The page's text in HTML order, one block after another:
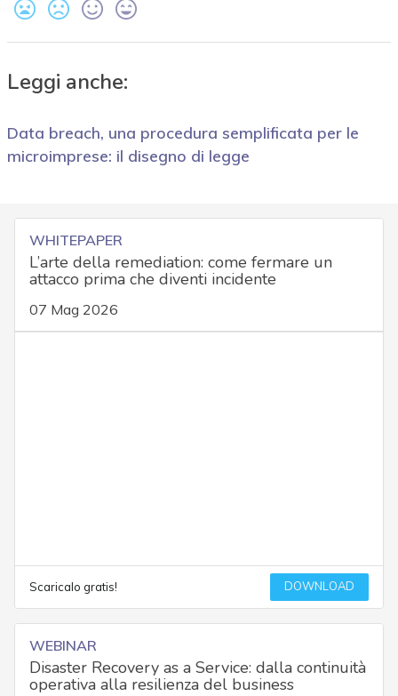
Leggi anche:
Data breach, una procedura semplificata per le
microimprese: il disegno di legge
WHITEPAPER
L’arte della remediation: come fermare un
attacco prima che diventi incidente
07 Mag 2026
Scaricalo gratis! DOWNLOAD
WEBINAR
Disaster Recovery as a Service: dalla continuità
operativa alla resilienza del business